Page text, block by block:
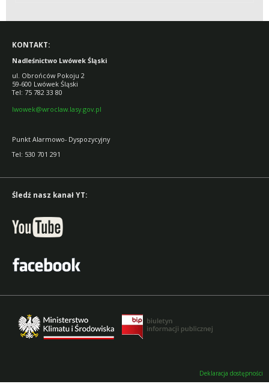
KONTAKT:
Nadleśnictwo Lwówek Śląski
ul. Obrońców Pokoju 2
59-600 Lwówek Śląski
Tel: 75 782 33 80
lwowek@wroclaw.lasy.gov.pl
Punkt Alarmowo- Dyspozycyjny
Tel: 530 701 291
Śledź nasz kanał YT:
Deklaracja dostępności